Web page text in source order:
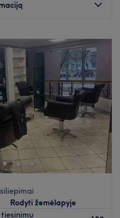
09:00
19:00
09:00–19:00
09:00–19:00
09:00–19:00
09:00–15:00
10:00–18:00
jauki ir rami atmosfera,
ir pabendrauti. Mūsų
paslaugų kokybe - nuo
procedūrų iki profesionalių
Ateik ir pasilepink - grožis čia
o svečius pavaišiname
Rodyti žemėlapyje
tiesinimu